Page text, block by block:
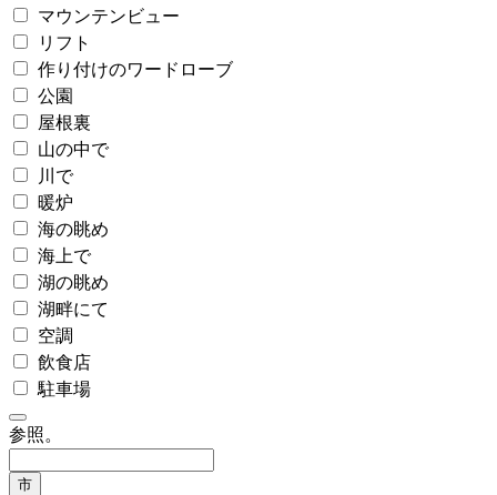
マウンテンビュー
リフト
作り付けのワードローブ
公園
屋根裏
山の中で
川で
暖炉
海の眺め
海上で
湖の眺め
湖畔にて
空調
飲食店
駐車場
参照。
市